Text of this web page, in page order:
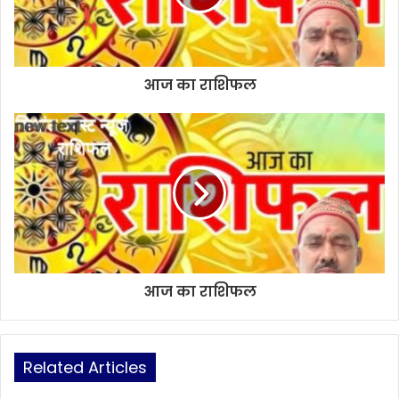
आज का राशिफल
आज का राशिफल
Related Articles